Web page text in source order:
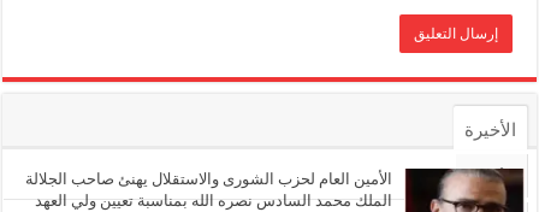
الأخيرة
الأشهر
الأمين العام لحزب الشورى والاستقلال يهنئ صاحب الجلالة
الملك محمد السادس نصره الله بمناسبة تعيين ولي العهد